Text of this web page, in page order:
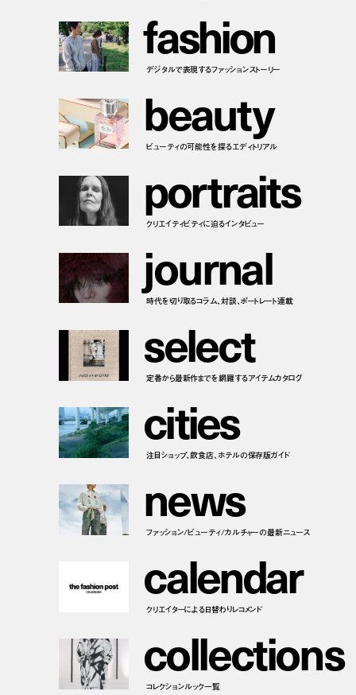
fashion
デジタルで表現するファッションストーリー
beauty
ビューティの可能性を探るエディトリアル
portraits
クリエイティビティに迫るインタビュー
journal
時代を切り取るコラム、対談、ポートレート連載
select
定番から最新作までを網羅するアイテムカタログ
cities
注目ショップ、飲食店、ホテルの保存版ガイド
news
ファッション/ビューティ/カルチャーの最新ニュース
calendar
クリエイターによる日替わりレコメンド
collections
コレクションルック一覧